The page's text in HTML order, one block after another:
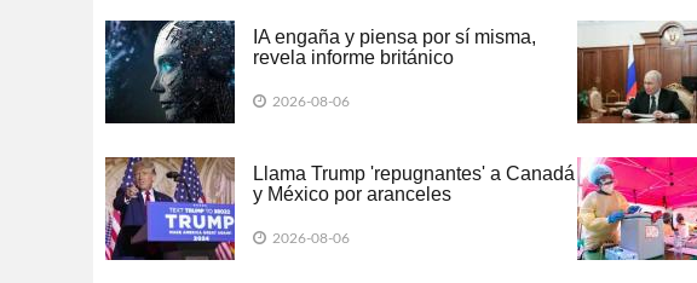
IA engaña y piensa por sí misma,
revela informe británico
2026-08-06
Llama Trump 'repugnantes' a Canadá
y México por aranceles
2026-08-06